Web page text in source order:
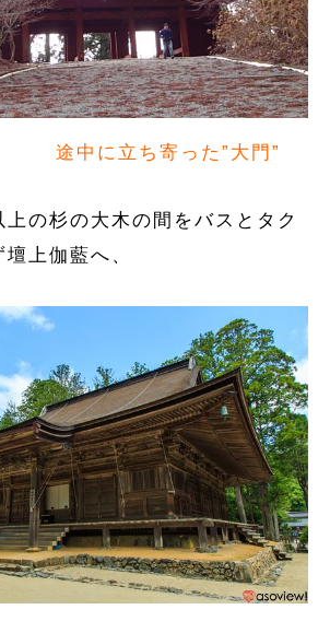
途中に立ち寄った”大門”
の杉の大木の間をバスとタク
上伽藍へ、